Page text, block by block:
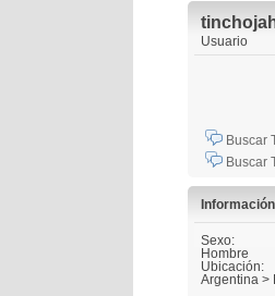
Usuario
Buscar
Buscar
Sexo:
Hombre
Ubicación:
Argentina >